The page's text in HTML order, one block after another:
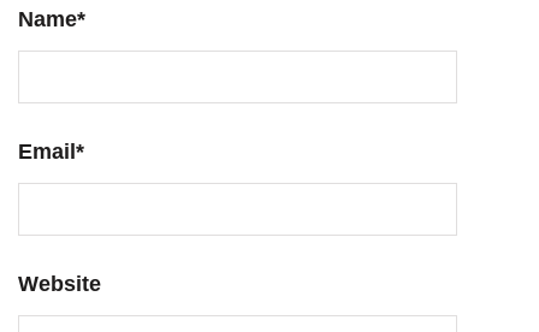
Name*
Email *
Website